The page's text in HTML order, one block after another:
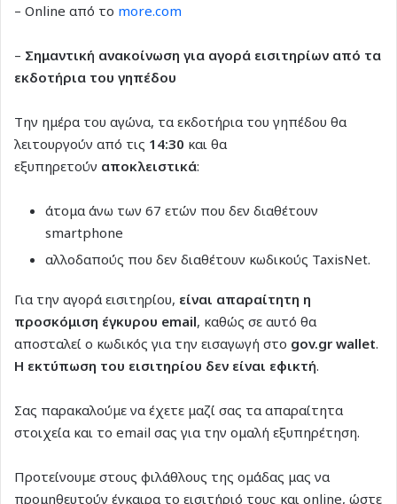
– Online από το more.com
– Σημαντική ανακοίνωση για αγορά εισιτηρίων από τα
εκδοτήρια του γηπέδου
Την ημέρα του αγώνα, τα εκδοτήρια του γηπέδου θα
λειτουργούν από τις 14:30 και θα
εξυπηρετούν αποκλειστικά:
άτομα άνω των 67 ετών που δεν διαθέτουν
smartphone
αλλοδαπούς που δεν διαθέτουν κωδικούς TaxisNet.
Για την αγορά εισιτηρίου, είναι απαραίτητη η
προσκόμιση έγκυρου email, καθώς σε αυτό θα
αποσταλεί ο κωδικός για την εισαγωγή στο gov.grwallet.
Η εκτύπωση του εισιτηρίου δεν είναι εφικτή.
Σας παρακαλούμε να έχετε μαζί σας τα απαραίτητα
στοιχεία και το email σας για την ομαλή εξυπηρέτηση.
Προτείνουμε στους φιλάθλους της ομάδας μας να
προμηθευτούν έγκαιρα το εισιτήριό τους και online, ώστε